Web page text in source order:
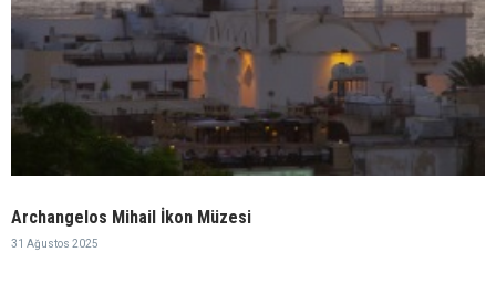
Archangelos Mihail İkon Müzesi
31 Ağustos 2025